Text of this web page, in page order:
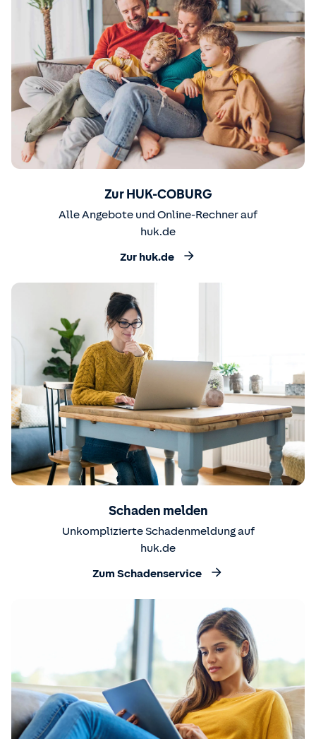
Zur HUK-COBURG
Alle Angebote und Online-Rechner auf
huk.de
Zur huk.de
Schaden melden
Unkomplizierte Schadenmeldung auf
huk.de
Zum Schadenservice